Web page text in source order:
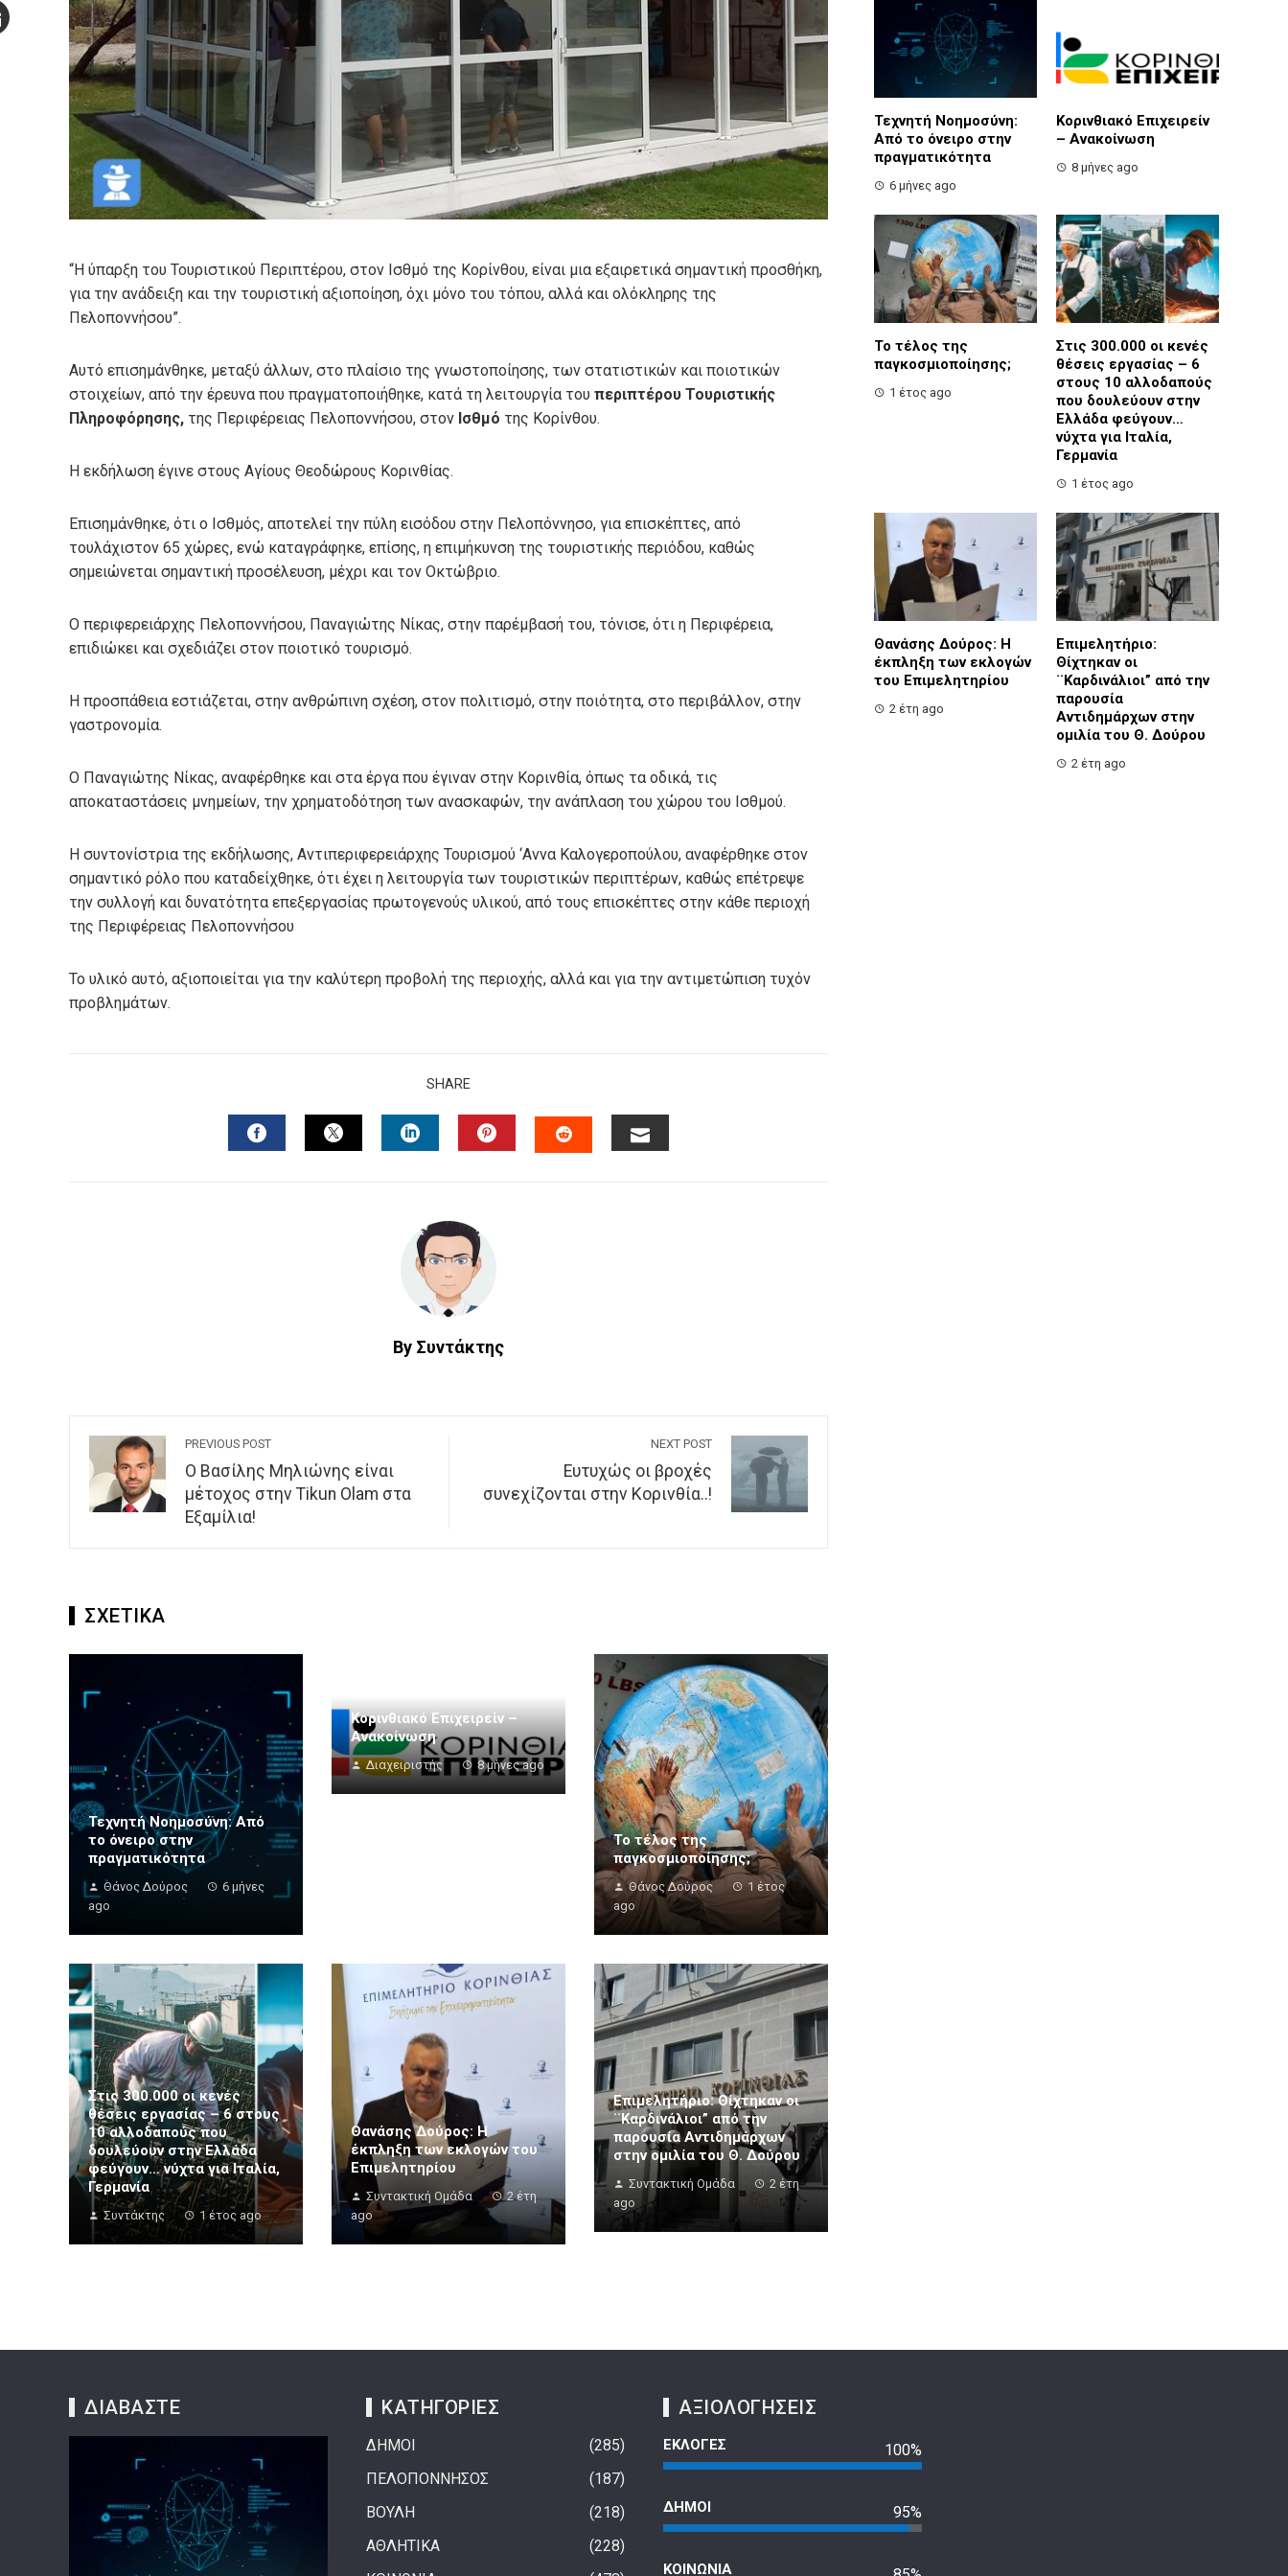
“Η ύπαρξη του Τουριστικού Περιπτέρου, στον Ισθμό της Κορίνθου, είναι μια εξαιρετικά σημαντική προσθήκη,
για την ανάδειξη και την τουριστική αξιοποίηση, όχι μόνο του τόπου, αλλά και ολόκληρης της
Πελοποννήσου”.
Αυτό επισημάνθηκε, μεταξύ άλλων, στο πλαίσιο της γνωστοποίησης, των στατιστικών και ποιοτικών
στοιχείων, από την έρευνα που πραγματοποιήθηκε, κατά τη λειτουργία του περιπτέρου Τουριστικής
Πληροφόρησης, της Περιφέρειας Πελοποννήσου, στον Ισθμό της Κορίνθου.
H εκδήλωση έγινε στους Αγίους Θεοδώρους Κορινθίας.
Επισημάνθηκε, ότι ο Ισθμός, αποτελεί την πύλη εισόδου στην Πελοπόννησο, για επισκέπτες, από
τουλάχιστον 65 χώρες, ενώ καταγράφηκε, επίσης, η επιμήκυνση της τουριστικής περιόδου, καθώς
σημειώνεται σημαντική προσέλευση, μέχρι και τον Οκτώβριο.
Ο περιφερειάρχης Πελοποννήσου, Παναγιώτης Νίκας, στην παρέμβασή του, τόνισε, ότι η Περιφέρεια,
επιδιώκει και σχεδιάζει στον ποιοτικό τουρισμό.
Η προσπάθεια εστιάζεται, στην ανθρώπινη σχέση, στον πολιτισμό, στην ποιότητα, στο περιβάλλον, στην
γαστρονομία.
Ο Παναγιώτης Νίκας, αναφέρθηκε και στα έργα που έγιναν στην Κορινθία, όπως τα οδικά, τις
αποκαταστάσεις μνημείων, την χρηματοδότηση των ανασκαφών, την ανάπλαση του χώρου του Ισθμού.
Η συντονίστρια της εκδήλωσης, Αντιπεριφερειάρχης Τουρισμού ‘Αννα Καλογεροπούλου, αναφέρθηκε στον
σημαντικό ρόλο που καταδείχθηκε, ότι έχει η λειτουργία των τουριστικών περιπτέρων, καθώς επέτρεψε
την συλλογή και δυνατότητα επεξεργασίας πρωτογενούς υλικού, από τους επισκέπτες στην κάθε περιοχή
της Περιφέρειας Πελοποννήσου
Το υλικό αυτό, αξιοποιείται για την καλύτερη προβολή της περιοχής, αλλά και για την αντιμετώπιση τυχόν
προβλημάτων.
SHARE
By Συντάκτης
PREVIOUS POST
O Bασίλης Μηλιώνης είναι
μέτοχος στην Tikun Olam στα
Εξαμίλια!
NEXT POST
Eυτυχώς οι βροχές
συνεχίζονται στην Κορινθία..!
ΣΧΕΤΙΚΑ
Τεχνητή Νοημοσύνη: Από
το όνειρο στην
πραγματικότητα
Θάνος Δούρος
6 μήνες
ago
Κορινθιακό Επιχειρείν –
Ανακοίνωση
Διαχειριστής 8 μήνες ago
Το τέλος της
παγκοσμιοποίησης;
Θάνος Δούρος
1 έτος
ago
Στις 300.000 οι κενές
θέσεις εργασίας – 6 στους
10 αλλοδαπούς που
δουλεύουν στην Ελλάδα
φεύγουν… νύχτα για Ιταλία,
Γερμανία
Συντάκτης 1 έτος ago
Θανάσης Δούρος: Η
έκπληξη των εκλογών του
Επιμελητηρίου
Συντακτική Ομάδα
2 έτη
ago
Επιμελητήριο: Θίχτηκαν οι
¨Καρδινάλιοι” από την
παρουσία Αντιδημάρχων
στην ομιλία του Θ. Δούρου
Συντακτική Ομάδα
2 έτη
ago
Τεχνητή Νοημοσύνη:
Από το όνειρο στην
πραγματικότητα
6 μήνες ago
Κορινθιακό Επιχειρείν
– Ανακοίνωση
8 μήνες ago
Το τέλος της
παγκοσμιοποίησης;
1 έτος ago
Στις 300.000 οι κενές
θέσεις εργασίας – 6
στους 10 αλλοδαπούς
που δουλεύουν στην
Ελλάδα φεύγουν…
νύχτα για Ιταλία,
Γερμανία
1 έτος ago
Θανάσης Δούρος: Η
έκπληξη των εκλογών
του Επιμελητηρίου
2 έτη ago
Επιμελητήριο:
Θίχτηκαν οι
¨Καρδινάλιοι” από την
παρουσία
Αντιδημάρχων στην
ομιλία του Θ. Δούρου
2 έτη ago
ΔΙΑΒΑΣΤΕ ΚΑΤΗΓΟΡΙΕΣ
ΔΗΜΟΙ
285
ΠΕΛΟΠΟΝΝΗΣΟΣ
187
ΒΟΥΛΗ
218
ΑΘΛΗΤΙΚΑ
228
ΑΞΙΟΛΟΓΗΣΕΙΣ
ΕΚΛΟΓΕΣ 100%
ΔΗΜΟΙ 95%
ΚΟΙΝΩΝΙΑ